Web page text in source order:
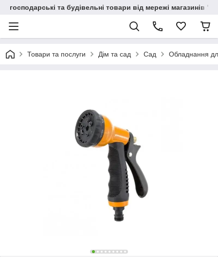
господарські та будівельні товари від мережі магазинів
Товари та послуги Дім та сад Сад Обладнання